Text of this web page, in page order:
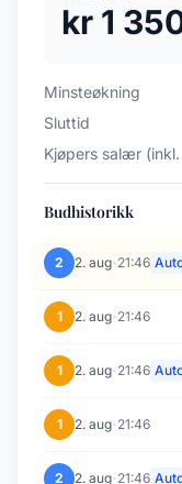
kr 1
Minsteøkning
Sluttid
Kjøpers salær
Budhistorikk
2 2. aug· 21:46
1 2. aug· 21:46
1 2. aug· 21:46
1 2. aug· 21:46
2 2. aug· 21:46